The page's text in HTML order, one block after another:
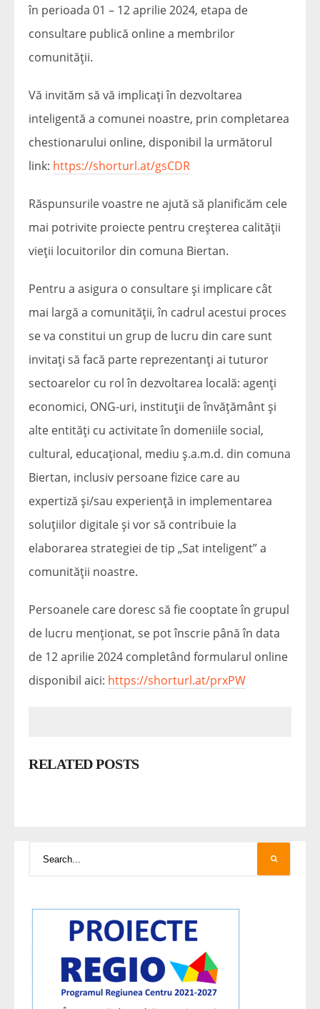
în perioada 01 – 12 aprilie 2024, etapa de
consultare publică online a membrilor
comunității.
Vă invităm să vă implicați în dezvoltarea
inteligentă a comunei noastre, prin completarea
chestionarului online, disponibil la următorul
link: https://shorturl.at/gsCDR
Răspunsurile voastre ne ajută să planificăm cele
mai potrivite proiecte pentru creșterea calității
vieții locuitorilor din comuna Biertan.
Pentru a asigura o consultare și implicare cât
mai largă a comunității, în cadrul acestui proces
se va constitui un grup de lucru din care sunt
invitați să facă parte reprezentanți ai tuturor
sectoarelor cu rol în dezvoltarea locală: agenți
economici, ONG-uri, instituții de învățământ și
alte entități cu activitate în domeniile social,
cultural, educațional, mediu ș.a.m.d. din comuna
Biertan, inclusiv persoane fizice care au
expertiză și/sau experiență in implementarea
soluțiilor digitale și vor să contribuie la
elaborarea strategiei de tip „Sat inteligent” a
comunității noastre.
Persoanele care doresc să fie cooptate în grupul
de lucru menționat, se pot înscrie până în data
de 12 aprilie 2024 completând formularul online
disponibil aici: https://shorturl.at/prxPW
RELATED POSTS